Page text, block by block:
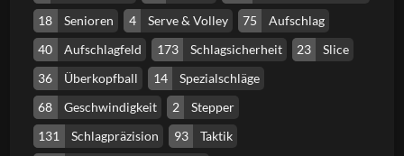
18
Senioren 4 Serve & Volley 75
Aufschlag
40
Aufschlagfeld 173 Schlagsicherheit 23
Slice
36
Überkopfball 14
Spezialschläge
68
Geschwindigkeit 2
Stepper
131
Schlagpräzision 93 Taktik